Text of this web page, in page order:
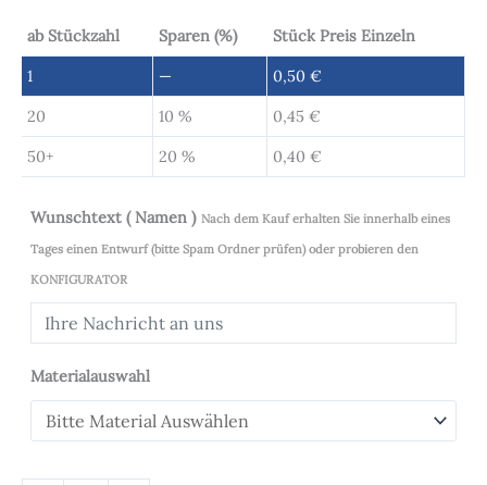
ab Stückzahl Sparen (%) Stück Preis Einzeln
1 — 0,50 €
20 10 % 0,45 €
50+ 20 % 0,40 €
Wunschtext ( Namen ) Nach dem Kauf erhalten Sie innerhalb eines
Tages einen Entwurf (bitte Spam Ordner prüfen) oder probieren den
KONFIGURATOR
Materialauswahl